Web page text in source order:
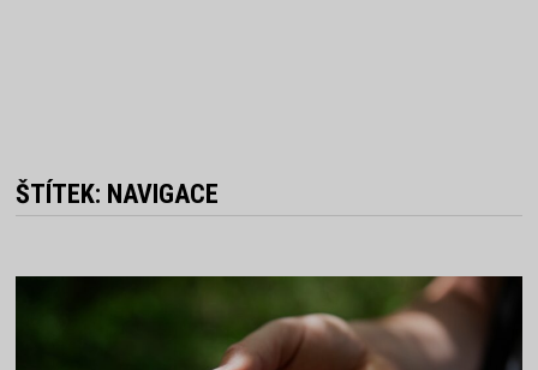
ŠTÍTEK: NAVIGACE